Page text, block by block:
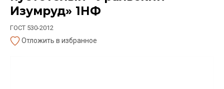
Контакты
Дилеры
Наши проекты
Изумруд» 1НФ
ГОСТ 530-2012
Отложить в избранное